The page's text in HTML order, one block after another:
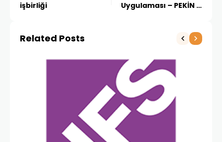
işbirliği
Uygulaması – PEKİN &
Related Posts